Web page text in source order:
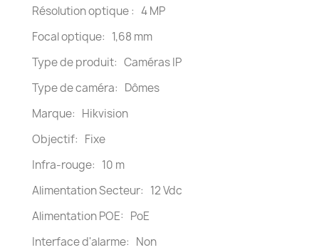
Résolution optique : 4 MP
Focal optique: 1,68 mm
Type de produit: Caméras IP
Type de caméra: Dômes
Marque: Hikvision
Objectif: Fixe
Infra-rouge: 10 m
Alimentation Secteur: 12 Vdc
Alimentation POE: PoE
Interface d'alarme: Non